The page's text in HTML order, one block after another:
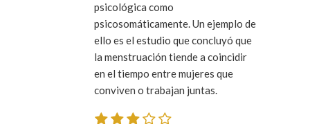
psicológica como
psicosomáticamente. Un ejemplo de
ello es el estudio que concluyó que
la menstruación tiende a coincidir
en el tiempo entre mujeres que
conviven o trabajan juntas.